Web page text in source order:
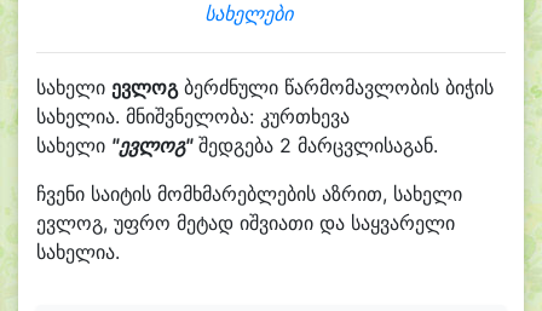
სახელები
სახელი ევლოგბერძნული წარმომავლობის ბიჭის
სახელია. მნიშვნელობა: კურთხევა
სახელი "ევლოგ"შედგება 2 მარცვლისაგან.
ჩვენი საიტის მომხმარებლების აზრით, სახელი
ევლოგ, უფრო მეტად იშვიათი და საყვარელი
სახელია.